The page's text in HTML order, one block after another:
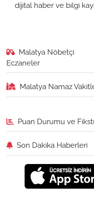
dijital haber ve bilgi
Malatya Nöbetçi
Eczaneler
Malatya Namaz
Puan Durumu ve
Son Dakika Haberleri